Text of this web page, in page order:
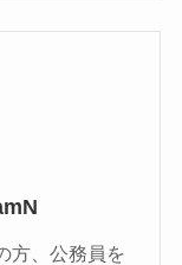
方、公務員を